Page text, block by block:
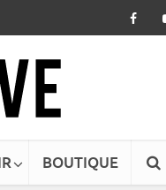
BOUTIQUE